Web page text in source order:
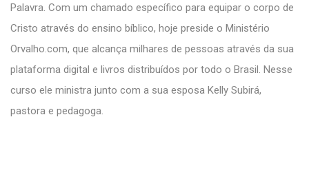
Palavra. Com um chamado específico para equipar o corpo de
Cristo através do ensino bíblico, hoje preside o Ministério
Orvalho.com, que alcança milhares de pessoas através da sua
plataforma digital e livros distribuídos por todo o Brasil. Nesse
curso ele ministra junto com a sua esposa Kelly Subirá,
pastora e pedagoga.